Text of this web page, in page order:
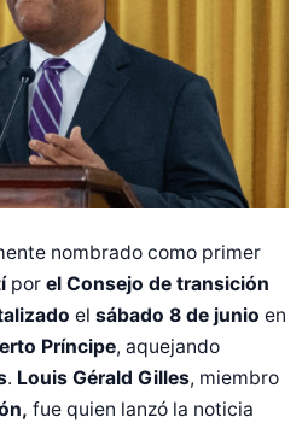
nombrado como primer
por el Consejo de transición
el sábado 8 de junio en
Príncipe, aquejando
. Louis Gérald Gilles, miembro
fue quien lanzó la noticia